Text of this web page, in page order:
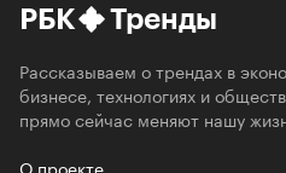
РБК Тренды
Рассказываем о трендах в
бизнесе, технологиях и
прямо сейчас меняют нашу
О проекте